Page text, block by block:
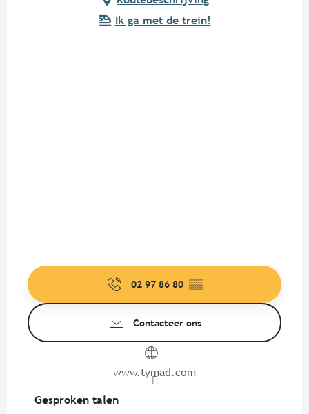
Ik ga met de trein!
02 97 86 80 ▒▒
Contacteer ons
www.tymad.com
Gesproken talen
Gesproken talen